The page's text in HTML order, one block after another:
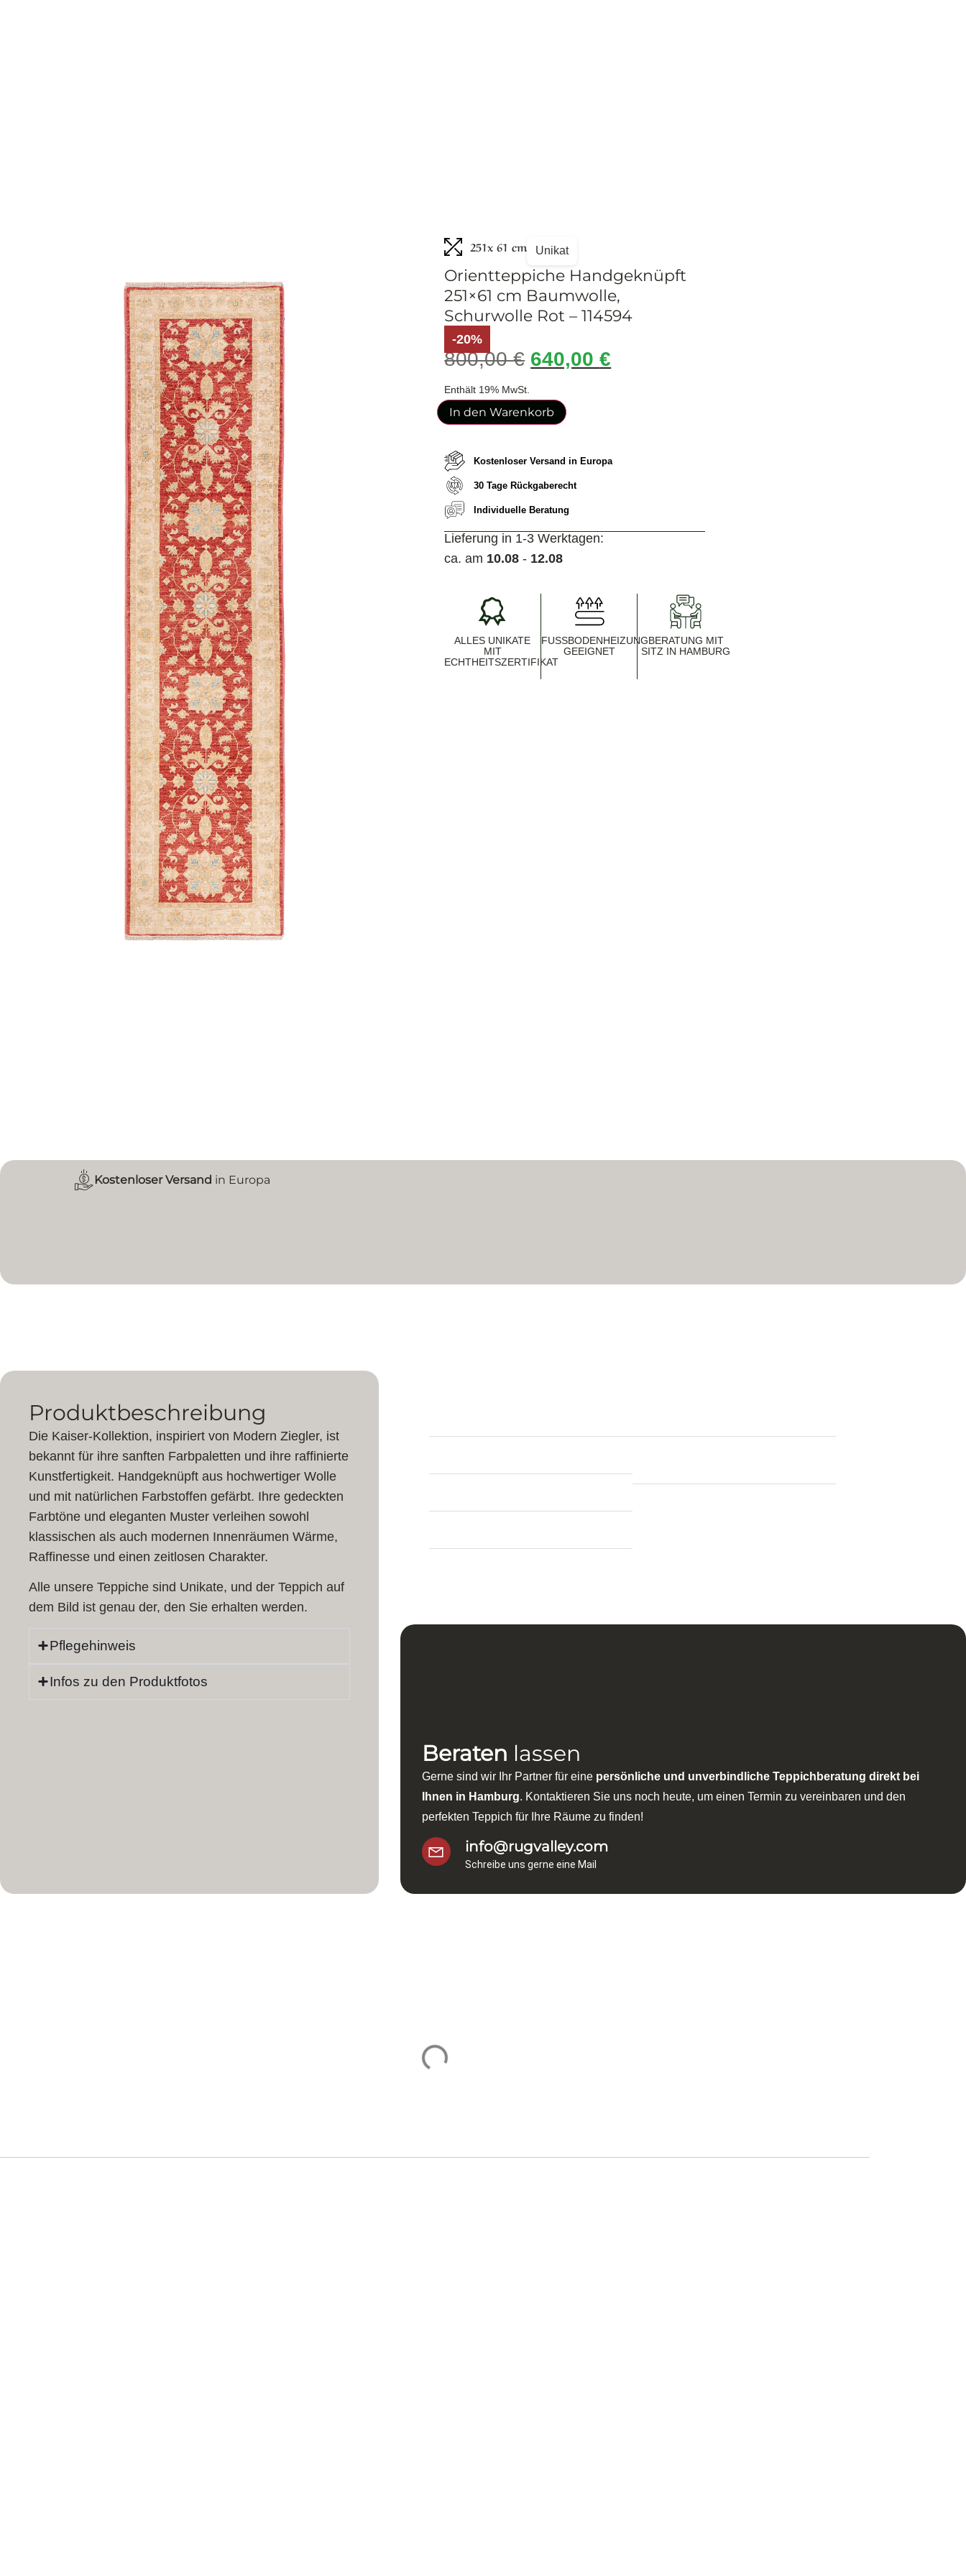
251x 61 cm Unikat
Orientteppiche Handgeknüpft
251×61 cm Baumwolle,
Schurwolle Rot – 114594
-20%
800,00€ 640,00€
Enthält 19% MwSt.
In den Warenkorb
Kostenloser Versand in Europa
30 Tage Rückgaberecht
Individuelle Beratung
Lieferung in 1-3 Werktagen:
ca. am 10.08 - 12.08
ALLES UNIKATE
MIT
ECHTHEITSZERTIFIKAT
FUSSBODENHEIZUNG G
EEIGNET
BERATUNG MIT
SITZ IN HAMBURG
Kostenloser Versand in Europa
Produktbeschreibung
Die Kaiser-Kollektion, inspiriert von Modern Ziegler, ist
bekannt für ihre sanften Farbpaletten und ihre raffinierte
Kunstfertigkeit. Handgeknüpft aus hochwertiger Wolle
und mit natürlichen Farbstoffen gefärbt. Ihre gedeckten
Farbtöne und eleganten Muster verleihen sowohl
klassischen als auch modernen Innenräumen Wärme,
Raffinesse und einen zeitlosen Charakter.
Alle unsere Teppiche sind Unikate, und der Teppich auf
dem Bild ist genau der, den Sie erhalten werden.
Pflegehinweis
Infos zu den Produktfotos
Länge:251 cm
Breite:61 cm
Dicke:7 mm
Teppich Form:Läufer
Farbe:Rot
Beraten lassen
Gerne sind wir Ihr Partner für eine persönliche und unverbindliche Teppichberatung direkt bei
Ihnen in Hamburg. Kontaktieren Sie uns noch heute, um einen Termin zu vereinbaren und den
perfekten Teppich für Ihre Räume zu finden!
info@rugvalley.com
Schreibe uns gerne eine Mail